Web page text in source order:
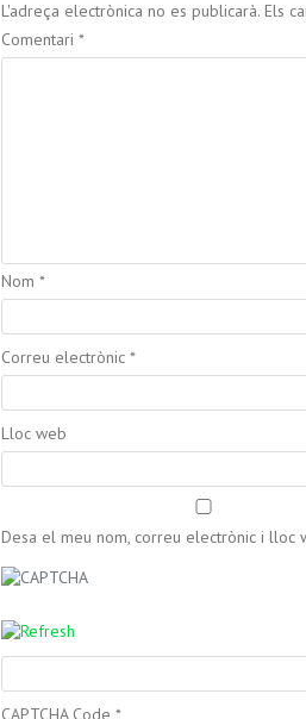
L'adreça electrònica no es publicarà. Els
Comentari *
Nom *
Correu electrònic *
Lloc web
Desa el meu nom, correu electrònic i
CAPTCHA Code *